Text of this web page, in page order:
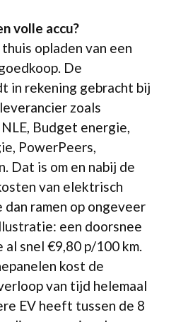
volle accu?
opladen van een
De
in rekening gebracht bij
zoals
Budget energie,
PowerPeers,
Dat is om en nabij de
van elektrisch
ramen op ongeveer
een doorsnee
snel €9,80 p/100 km.
kost de
van tijd helemaal
EV heeft tussen de 8